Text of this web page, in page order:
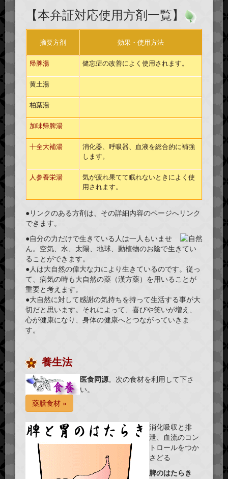
【本弁証対応使用方剤一覧】
摘要方剤 効果・使用方法
帰脾湯 健忘症の改善によく使用されます。
黄土湯
柏葉湯
加味帰脾湯
十全大補湯
消化器、呼吸器、血液を総合的に補強
します。
人参養栄湯
気が疲れ果てて眠れないときによく使
用されます。
●リンクのある方剤は、その詳細内容のページへリンク
できます。
●自分の力だけで生きている人は一人もいませ
ん。空気、水、太陽、地球、動植物のお陰で生きてい
ることができます。
●人は大自然の偉大な力により生きているのです。従っ
て、病気の時も大自然の薬（漢方薬） を用いることが
重要と考えます。
●大自然に対して感謝の気持ちを持って生活する事が大
切だと思います。それによって、 喜びや笑いが増え
心が健康になり、身体の健康へとつながっていきま
す。
養生法
医食同源。次の食材を利用して下さ
い。
薬膳食材 »
消化吸収と排
泄、血流のコン
トロールをつか
さどる
脾のはたらき